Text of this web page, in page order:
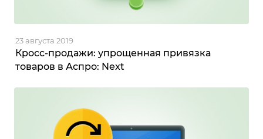
Кросс-продажи: упрощенная привязка
товаров в Аспро: Next
23 августа 2019